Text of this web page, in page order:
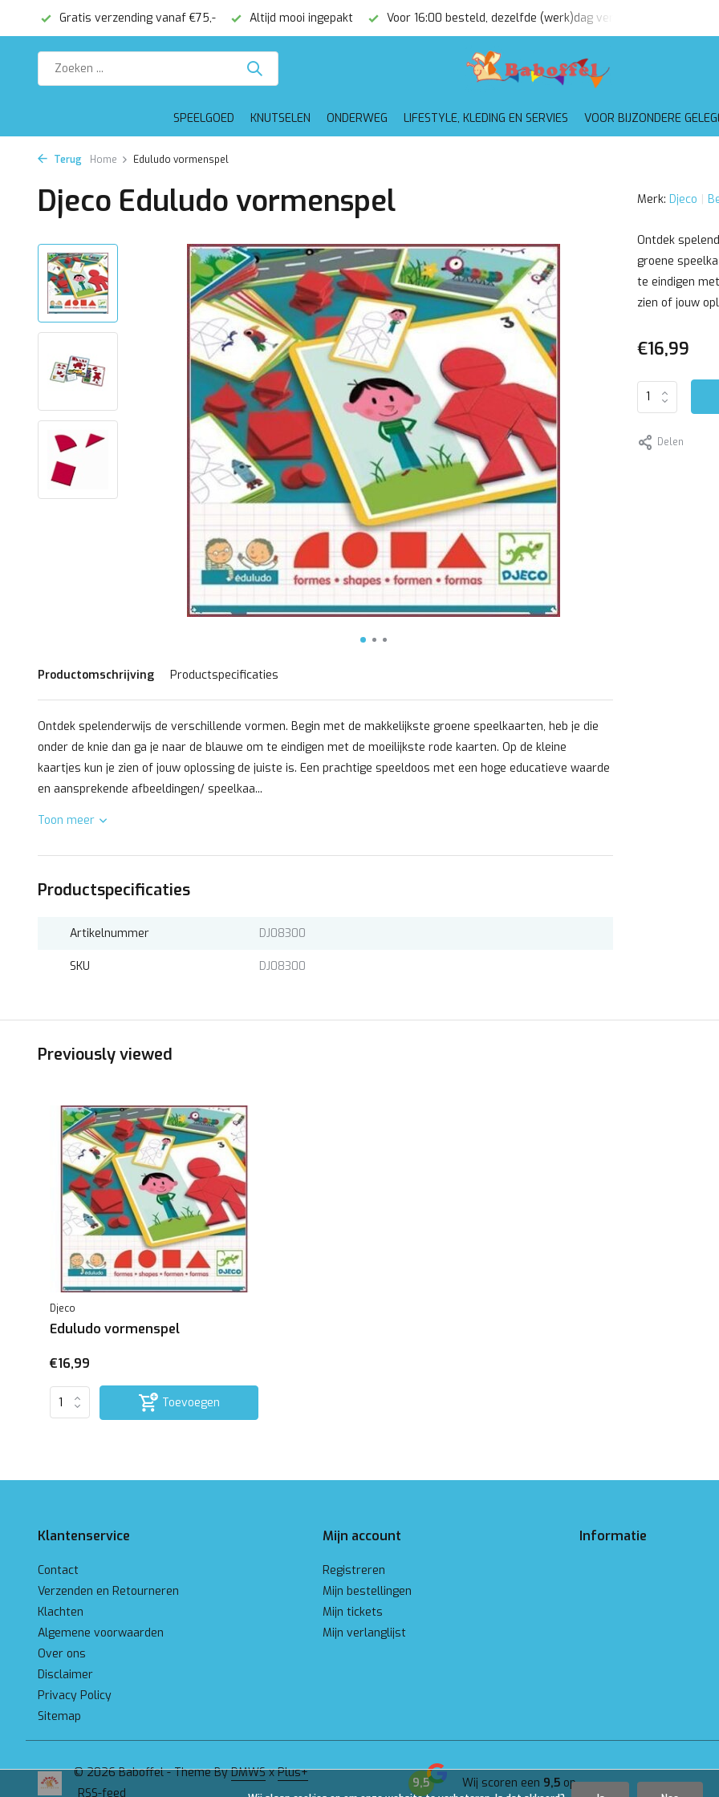
Gratis verzending vanaf €75,- Altijd mooi ingepakt Voor 16:00 besteld, dezelfde (werk)dag verzonden
SPEELGOED KNUTSELEN ONDERWEG LIFESTYLE, KLEDING EN SERVIES VOOR BIJZONDERE
Terug Home Eduludo vormenspel
Djeco Eduludo vormenspel
Productomschrijving Productspecificaties
Ontdek spelenderwijs de verschillende vormen. Begin met de makkelijkste groene speelkaarten, heb je die
onder de knie dan ga je naar de blauwe om te eindigen met de moeilijkste rode kaarten. Op de kleine
kaartjes kun je zien of jouw oplossing de juiste is. Een prachtige speeldoos met een hoge educatieve waarde
en aansprekende afbeeldingen/ speelkaa...
Toon meer
Productspecificaties
Artikelnummer DJ08300
SKU DJ08300
Merk: Djeco
Ontdek
groene
te eindigen
zien of jouw
€16,99
Delen
Previously viewed
Djeco
Eduludo vormenspel
€16,99
Toevoegen
Klantenservice
Contact
Verzenden en Retourneren
Klachten
Algemene voorwaarden
Over ons
Disclaimer
Privacy Policy
Sitemap
Mijn account
Registreren
Mijn bestellingen
Mijn tickets
Mijn verlanglijst
Informatie
© 2026 Baboffel - Theme ByDMWSxPlus+
RSS-feed
9,5 Wij scoren een 9,5opGoogle